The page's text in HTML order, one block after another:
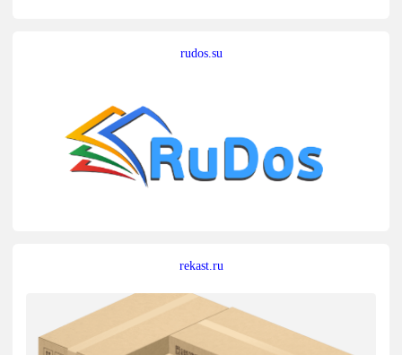
rudos.su
rekast.ru